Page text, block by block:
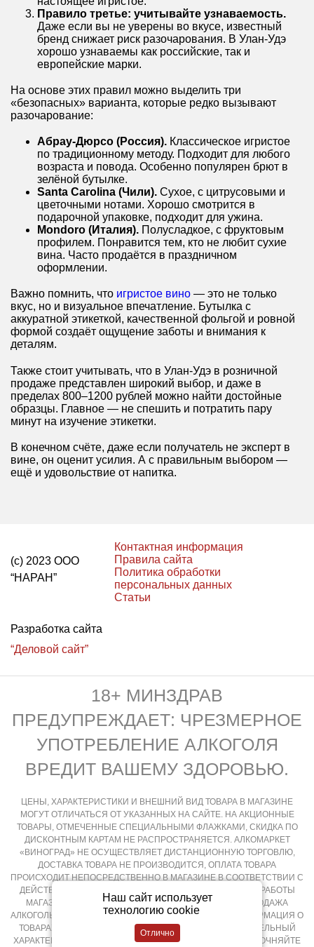
Наш сайт использует
технологию cookie
Правило третье: учитывайте узнаваемость.
Даже если вы не уверены во вкусе, известный
бренд снижает риск разочарования. В Улан-Удэ
хорошо узнаваемы как российские, так и
европейские марки.
На основе этих правил можно выделить три
«безопасных» варианта, которые редко вызывают
разочарование:
Абрау-Дюрсо (Россия). Классическое игристое
по традиционному методу. Подходит для любого
возраста и повода. Особенно популярен брют в
зелёной бутылке.
Santa Carolina (Чили). Сухое, с цитрусовыми и
цветочными нотами. Хорошо смотрится в
подарочной упаковке, подходит для ужина.
Mondoro (Италия). Полусладкое, с фруктовым
профилем. Понравится тем, кто не любит сухие
вина. Часто продаётся в праздничном
оформлении.
Важно помнить, что игристое вино — это не только
вкус, но и визуальное впечатление. Бутылка с
аккуратной этикеткой, качественной фольгой и ровной
формой создаёт ощущение заботы и внимания к
деталям.
Также стоит учитывать, что в Улан-Удэ в розничной
продаже представлен широкий выбор, и даже в
пределах 800–1200 рублей можно найти достойные
образцы. Главное — не спешить и потратить пару
минут на изучение этикетки.
В конечном счёте, даже если получатель не эксперт в
вине, он оценит усилия. А с правильным выбором —
ещё и удовольствие от напитка.
(с) 2023 ООО
“НАРАН”
Контактная информация
Правила сайта
Политика обработки
персональных данных
Статьи
Разработка сайта
“Деловой сайт”
18+ МИНЗДРАВ
ПРЕДУПРЕЖДАЕТ: ЧРЕЗМЕРНОЕ
УПОТРЕБЛЕНИЕ АЛКОГОЛЯ
ВРЕДИТ ВАШЕМУ ЗДОРОВЬЮ.
ЦЕНЫ, ХАРАКТЕРИСТИКИ И ВНЕШНИЙ ВИД ТОВАРА В МАГАЗИНЕ
МОГУТ ОТЛИЧАТЬСЯ ОТ УКАЗАННЫХ НА САЙТЕ. НА АКЦИОННЫЕ
ТОВАРЫ, ОТМЕЧЕННЫЕ СПЕЦИАЛЬНЫМИ ФЛАЖКАМИ, СКИДКА ПО
ДИСКОНТНЫМ КАРТАМ НЕ РАСПРОСТРАНЯЕТСЯ. АЛКОМАРКЕТ
«ВИНОГРАД» НЕ ОСУЩЕСТВЛЯЕТ ДИСТАНЦИОННУЮ ТОРГОВЛЮ,
ДОСТАВКА ТОВАРА НЕ ПРОИЗВОДИТСЯ, ОПЛАТА ТОВАРА
ПРОИСХОДИТ НЕПОСРЕДСТВЕННО В МАГАЗИНЕ В СООТВЕТСТВИИ С
ДЕЙСТВУЮЩИМ ЗАКОНОДАТЕЛЬСТВОМ РФ И РЕЖИМОМ РАБОТЫ
МАГАЗИНА, КРУГЛОСУТОЧНАЯ И ДИСТАНЦИОННАЯ ПРОДАЖА
АЛКОГОЛЬНОЙ ПРОДУКЦИИ НЕ ОСУЩЕСТВЛЯЕТСЯ. ИНФОРМАЦИЯ О
ТОВАРАХ, РАЗМЕЩЕННАЯ НА САЙТЕ НОСИТ ОЗНАКОМИТЕЛЬНЫЙ
ХАРАКТЕР, ПОДРОБНОСТИ О ПРИОБРЕТЕНИИ ТОВАРОВ УТОЧНЯЙТЕ